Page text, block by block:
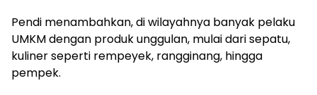
Pendi menambahkan, di wilayahnya banyak pelaku
UMKM dengan produk unggulan, mulai dari sepatu,
kuliner seperti rempeyek, rangginang, hingga
pempek.